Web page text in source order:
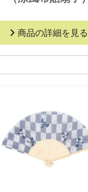
商品の詳細を見る